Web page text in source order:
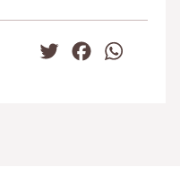
WhatsApp
Facebook